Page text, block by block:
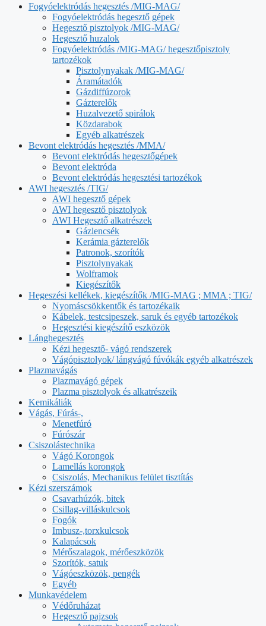
Fogyóelektródás hegesztés /MIG-MAG/
Fogyóelektródás hegesztő gépek
Hegesztő pisztolyok /MIG-MAG/
Hegesztő huzalok
Fogyóelektródás /MIG-MAG/ hegesztőpisztoly
tartozékok
Pisztolynyakak /MIG-MAG/
Áramátadók
Gázdiffúzorok
Gázterelők
Huzalvezető spirálok
Közdarabok
Egyéb alkatrészek
Bevont elektródás hegesztés /MMA/
Bevont elektródás hegesztőgépek
Bevont elektróda
Bevont elektródás hegesztési tartozékok
AWI hegesztés /TIG/
AWI hegesztő gépek
AWI hegesztő pisztolyok
AWI Hegesztő alkatrészek
Gázlencsék
Kerámia gázterelők
Patronok, szorítók
Pisztolynyakak
Wolframok
Kiegészítők
Hegeszési kellékek, kiegészítők /MIG-MAG ; MMA ; TIG/
Nyomáscsökkentők és tartozékaik
Kábelek, testcsipeszek, saruk és egyéb tartozékok
Hegesztési kiegészítő eszközök
Lánghegesztés
Kézi hegesztő- vágó rendszerek
Vágópisztolyok/ lángvágó fúvókák egyéb alkatrészek
Plazmavágás
Plazmavágó gépek
Plazma pisztolyok és alkatrészeik
Kemikáliák
Vágás, Fúrás-,
Menetfúró
Fúrószár
Csiszolástechnika
Vágó Korongok
Lamellás korongok
Csiszolás, Mechanikus felület tisztítás
Kézi szerszámok
Csavarhúzók, bitek
Csillag-villáskulcsok
Fogók
Imbusz-,torxkulcsok
Kalapácsok
Mérőszalagok, mérőeszközök
Szorítók, satuk
Vágóeszközök, pengék
Egyéb
Munkavédelem
Védőruházat
Hegesztő pajzsok